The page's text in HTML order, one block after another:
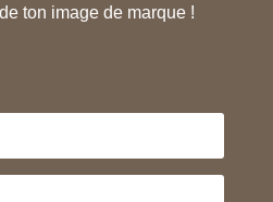
ton image de marque !